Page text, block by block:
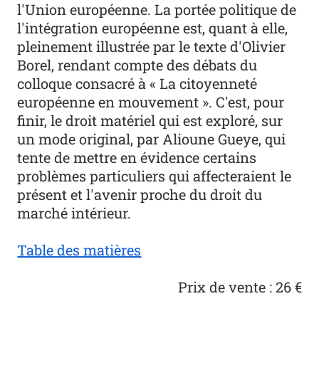
l'Union européenne. La portée politique de
l'intégration européenne est, quant à elle,
pleinement illustrée par le texte d'Olivier
Borel, rendant compte des débats du
colloque consacré à « La citoyenneté
européenne en mouvement ». C'est, pour
finir, le droit matériel qui est exploré, sur
un mode original, par Alioune Gueye, qui
tente de mettre en évidence certains
problèmes particuliers qui affecteraient le
présent et l'avenir proche du droit du
marché intérieur.
Table des matières
Prix de vente : 26 €